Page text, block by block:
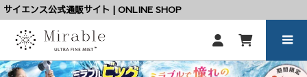
サイエンス公式通販サイト | ONLINE SHOP